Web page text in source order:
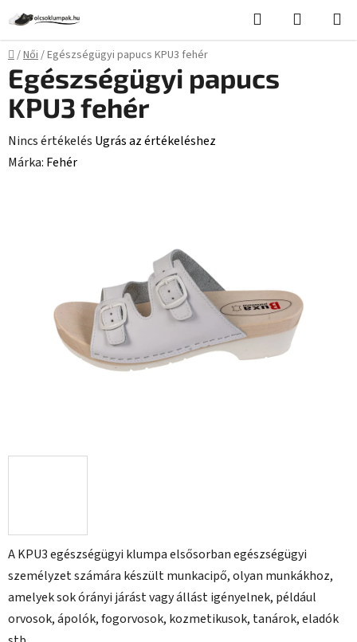
fő
tartalomhoz
Keresés KOSÁR
Kezdőlap
/Női/Egészségügyi papucs KPU3 fehér
A KPU3 egészségügyi klumpa elsősorban egészségügyi
személyzet számára készült munkacipő, olyan munkákhoz,
amelyek sok órányi járást vagy állást igényelnek, például
orvosok, ápolók, fogorvosok, kozmetikusok, tanárok, eladók
Egészségügyi papucs
KPU3 fehér
A
termék
Nincs értékelés Ugrás az értékeléshez
Márka: Fehér